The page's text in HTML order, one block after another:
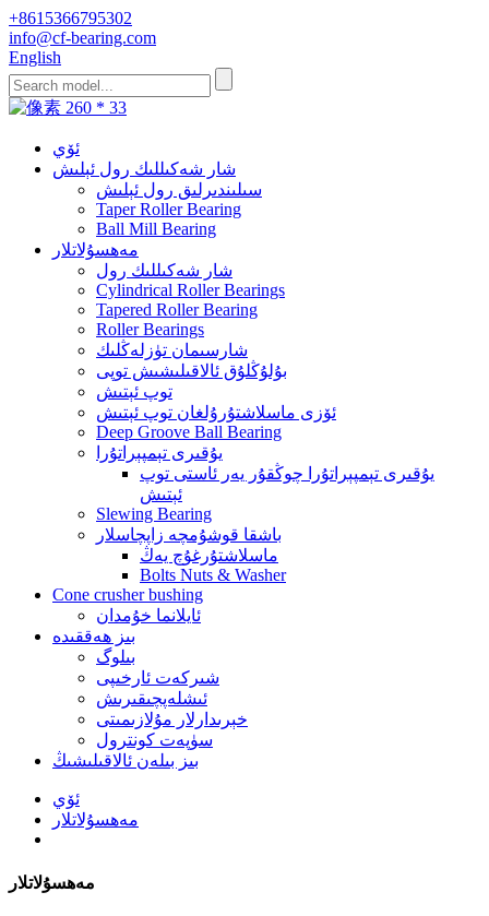
+8615366795302
info@cf-bearing.com
English
ئۆي
شار شەكىللىك رول ئېلىش
سىلىندىرلىق رول ئېلىش
Taper Roller Bearing
Ball Mill Bearing
مەھسۇلاتلار
شار شەكىللىك رول
Cylindrical Roller Bearings
Tapered Roller Bearing
Roller Bearings
شارسىمان تۈزلەڭلىك
بۇلۇڭلۇق ئالاقىلىشىش توپى
توپ ئېتىش
ئۆزى ماسلاشتۇرۇلغان توپ ئېتىش
Deep Groove Ball Bearing
يۇقىرى تېمپېراتۇرا
يۇقىرى تېمپېراتۇرا چوڭقۇر يەر ئاستى توپ
ئېتىش
Slewing Bearing
باشقا قوشۇمچە زاپچاسلار
ماسلاشتۇرغۇچ يەڭ
Bolts Nuts & Washer
Cone crusher bushing
ئايلانما خۇمدان
بىز ھەققىدە
بىلوگ
شىركەت ئارخىپى
ئىشلەپچىقىرىش
خېرىدارلار مۇلازىمىتى
سۈپەت كونترول
بىز بىلەن ئالاقىلىشىڭ
ئۆي
مەھسۇلاتلار
مەھسۇلاتلار